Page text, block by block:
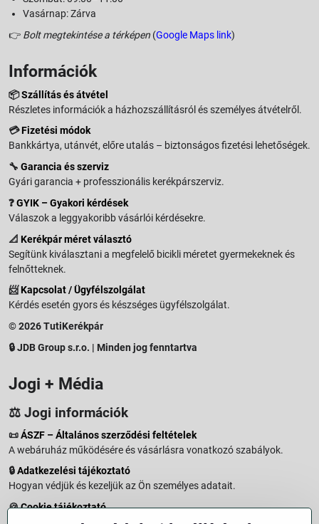
Vasárnap: Zárva
👉 Bolt megtekintése a térképen (Google Maps link)
Információk
📦Szállítás és átvétel
Részletes információk a házhozszállításról és személyes átvételről.
💳Fizetési módok
Bankkártya, utánvét, előre utalás – biztonságos fizetési lehetőségek.
🔧 Garancia és szerviz
Gyári garancia + professzionális kerékpárszerviz.
❓GYIK – Gyakori kérdések
Válaszok a leggyakoribb vásárlói kérdésekre.
📐 Kerékpár méret választó
Segítünk kiválasztani a megfelelő bicikli méretet gyermekeknek és
felnőtteknek.
📨Kapcsolat / Ügyfélszolgálat
Kérdés esetén gyors és készséges ügyfélszolgálat.
© 2026 TutiKerékpár
🔒 JDB Group s.r.o. | Minden jog fenntartva
Jogi + Média
⚖️ Jogi információk
📜ÁSZF – Általános szerződési feltételek
A webáruház működésére és vásárlásra vonatkozó szabályok.
🔒Adatkezelési tájékoztató
Hogyan védjük és kezeljük az Ön személyes adatait.
🍪Cookie tájékoztató